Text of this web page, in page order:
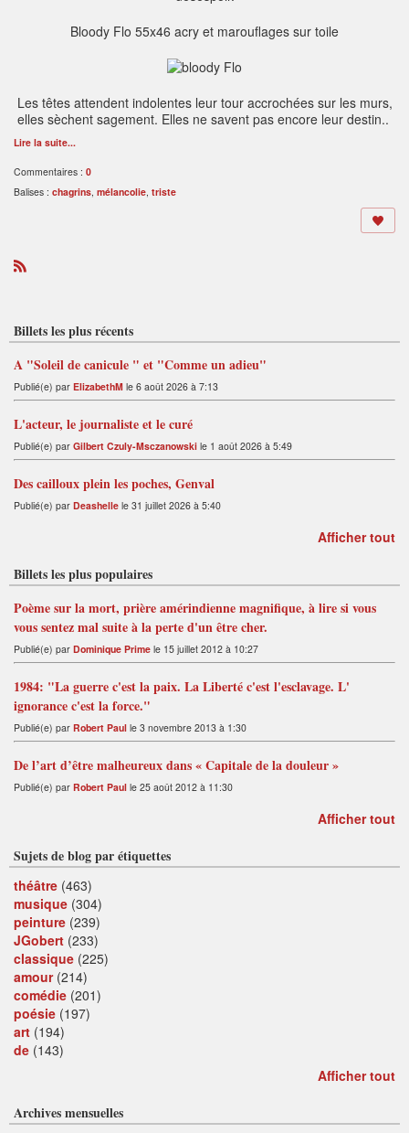
Bloody Flo 55x46 acry et marouflages sur toile
Les têtes attendent indolentes leur tour accrochées sur les murs,
elles sèchent sagement. Elles ne savent pas encore leur destin..
Lire la suite...
Commentaires : 0
Balises : chagrins, mélancolie, triste
R
Billets les plus récents
A "Soleil de canicule " et "Comme un adieu"
Publié(e) par ElizabethM le 6 août 2026 à 7:13
L'acteur, le journaliste et le curé
Publié(e) par Gilbert Czuly-Msczanowski le 1 août 2026 à 5:49
Des cailloux plein les poches, Genval
Publié(e) par Deashelle le 31 juillet 2026 à 5:40
Afficher tout
Billets les plus populaires
Poème sur la mort, prière amérindienne magnifique, à lire si vous
vous sentez mal suite à la perte d'un être cher.
Publié(e) par Dominique Prime le 15 juillet 2012 à 10:27
1984: "La guerre c'est la paix. La Liberté c'est l'esclavage. L'
ignorance c'est la force."
Publié(e) par Robert Paul le 3 novembre 2013 à 1:30
De l’art d’être malheureux dans « Capitale de la douleur »
Publié(e) par Robert Paul le 25 août 2012 à 11:30
Afficher tout
Sujets de blog par étiquettes
théâtre (463)
musique (304)
peinture (239)
JGobert (233)
classique (225)
amour(214)
comédie (201)
poésie (197)
art (194)
de (143)
Afficher tout
Archives mensuelles